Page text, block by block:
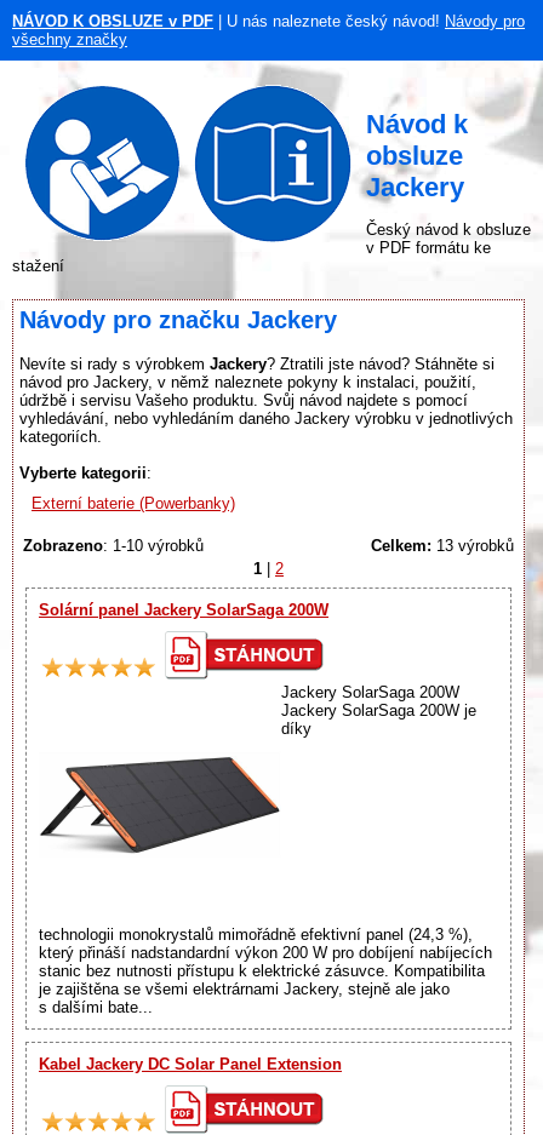
NÁVOD K OBSLUZE v PDF | U nás naleznete český návod! Návody pro
všechny značky
Návod k
obsluze
Jackery
Český návod k obsluze
v PDF formátu ke
stažení
Návody pro značku Jackery
Nevíte si rady s výrobkem Jackery? Ztratili jste návod? Stáhněte si
návod pro Jackery, v němž naleznete pokyny k instalaci, použití,
údržbě i servisu Vašeho produktu. Svůj návod najdete s pomocí
vyhledávání, nebo vyhledáním daného Jackery výrobku v jednotlivých
kategoriích.
Vyberte kategorii:
Externí baterie (Powerbanky)
Zobrazeno: 1-10 výrobků Celkem: 13 výrobků
1 | 2
Solární panel Jackery SolarSaga 200W
Jackery SolarSaga 200W
Jackery SolarSaga 200W je
díky
technologii monokrystalů mimořádně efektivní panel (24,3 %),
který přináší nadstandardní výkon 200 W pro dobíjení nabíjecích
stanic bez nutnosti přístupu k elektrické zásuvce. Kompatibilita
je zajištěna se všemi elektrárnami Jackery, stejně ale jako
s dalšími bate...
Kabel Jackery DC Solar Panel Extension